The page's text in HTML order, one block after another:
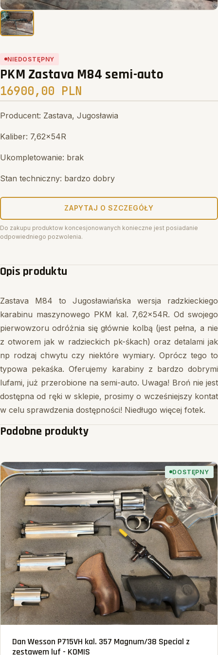
Search
NIEDOSTĘPNY
PKM Zastava M84 semi-auto
16900,00 PLN
Producent: Zastava, Jugosławia
Kaliber: 7,62x54R
Ukompletowanie: brak
Stan techniczny: bardzo dobry
ZAPYTAJ O SZCZEGÓŁY
Do zakupu produktow koncesjonowanych konieczne jest posiadanie
odpowiedniego pozwolenia.
Opis produktu
Zastava M84 to Jugosławiańska wersja radzkieckiego
karabinu maszynowego PKM kal. 7,62x54R. Od swojego
pierwowzoru odróżnia się głównie kolbą (jest pełna, a nie
z otworem jak w radzieckich pk-śkach) oraz detalami jak
np rodzaj chwytu czy niektóre wymiary. Oprócz tego to
typowa pekaśka. Oferujemy karabiny z bardzo dobrymi
lufami, już przerobione na semi-auto. Uwaga! Broń nie jest
dostępna od ręki w sklepie, prosimy o wcześniejszy kontat
w celu sprawdzenia dostępności! Niedługo więcej fotek.
Podobne produkty
DOSTĘPNY
Dan Wesson P715VH kal. 357 Magnum/38 Special z
zestawem luf - KOMIS